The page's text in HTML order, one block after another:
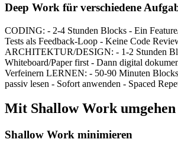
Deep Work für verschiedene
CODING: - 2-4 Stunden Blocks - Ein
Tests als Feedback-Loop - Keine Code
ARCHITEKTUR/DESIGN: - 1-2 Stunden
Whiteboard/Paper first - Dann digital
Verfeinern LERNEN: - 50-90 Minuten
passiv lesen - Sofort anwenden - Spaced
Mit Shallow Work umgehen
Shallow Work minimieren